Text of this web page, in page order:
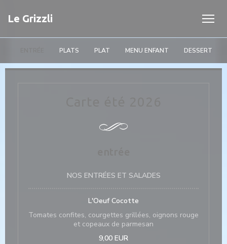
Le Grizzli
NOS ENTRÉES ET SALADES
L'Oeuf Cocotte
Tomates confites, courgettes grillées, oignons rouge
et copeaux de parmesan
9,00 EUR
PLATS PLAT MENU ENFANT DESSERT